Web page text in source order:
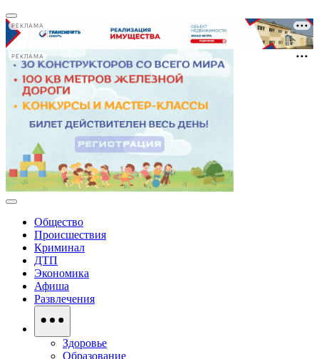
РЕКЛАМА
РЕКЛАМА
Общество
Происшествия
Криминал
ДТП
Экономика
Афиша
Развлечения
Здоровье
Образование